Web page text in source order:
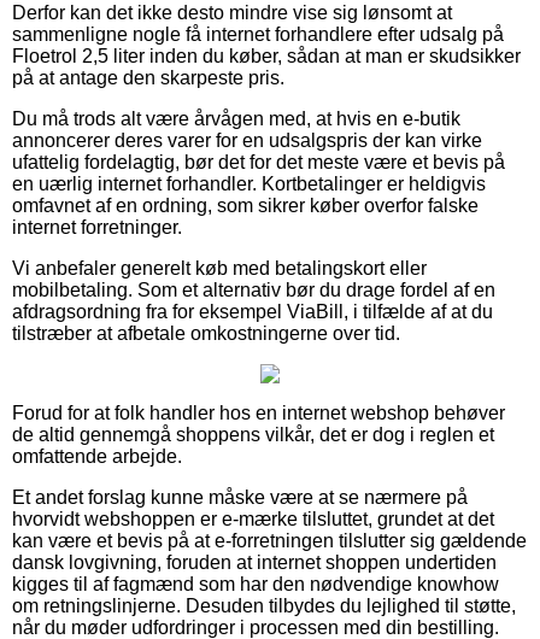
Derfor kan det ikke desto mindre vise sig lønsomt at
sammenligne nogle få internet forhandlere efter udsalg på
Floetrol 2,5 liter inden du køber, sådan at man er skudsikker
på at antage den skarpeste pris.
Du må trods alt være årvågen med, at hvis en e-butik
annoncerer deres varer for en udsalgspris der kan virke
ufattelig fordelagtig, bør det for det meste være et bevis på
en uærlig internet forhandler. Kortbetalinger er heldigvis
omfavnet af en ordning, som sikrer køber overfor falske
internet forretninger.
Vi anbefaler generelt køb med betalingskort eller
mobilbetaling. Som et alternativ bør du drage fordel af en
afdragsordning fra for eksempel ViaBill, i tilfælde af at du
tilstræber at afbetale omkostningerne over tid.
Forud for at folk handler hos en internet webshop behøver
de altid gennemgå shoppens vilkår, det er dog i reglen et
omfattende arbejde.
Et andet forslag kunne måske være at se nærmere på
hvorvidt webshoppen er e-mærke tilsluttet, grundet at det
kan være et bevis på at e-forretningen tilslutter sig gældende
dansk lovgivning, foruden at internet shoppen undertiden
kigges til af fagmænd som har den nødvendige knowhow
om retningslinjerne. Desuden tilbydes du lejlighed til støtte,
når du møder udfordringer i processen med din bestilling.